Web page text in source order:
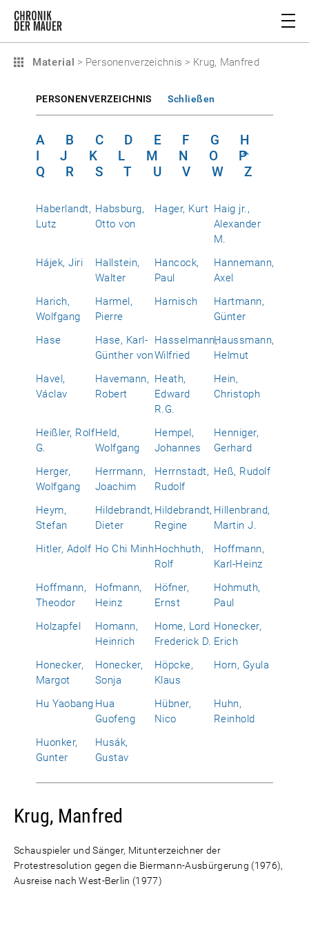
Material > Personenverzeichnis > Krug, Manfred
PERSONENVERZEICHNIS Schließen
A B C D E F G
H
I
J K L M N O
P
Q
R S T U V W Z
Haberlandt,
Lutz
Habsburg,
Otto von
Hager, Kurt Haig jr.,
Alexander
M.
Hájek, Jiri
Hallstein,
Walter
Hancock,
Paul
Hannemann,
Axel
Harich,
Wolfgang
Harmel,
Pierre
Harnisch
Hartmann,
Günter
Hase
Hase, Karl-
Günther von
Hasselmann,
Wilfried
Haussmann,
Helmut
Havel,
Václav
Havemann,
Robert
Heath,
Edward
R.G.
Hein,
Christoph
Heißler, Rolf
G.
Held,
Wolfgang
Hempel,
Johannes
Henniger,
Gerhard
Herger,
Wolfgang
Herrmann,
Joachim
Herrnstadt,
Rudolf
Heß, Rudolf
Heym,
Stefan
Hildebrandt,
Dieter
Hildebrandt,
Regine
Hillenbrand,
Martin J.
Hitler, Adolf Ho Chi MinhHochhuth,
Rolf
Hoffmann,
Karl-Heinz
Hoffmann,
Theodor
Hofmann,
Heinz
Höfner,
Ernst
Hohmuth,
Paul
Holzapfel
Homann,
Heinrich
Home, Lord
Frederick D.
Honecker,
Erich
Honecker,
Margot
Honecker,
Sonja
Höpcke,
Klaus
Horn, Gyula
Hu Yaobang Hua
Guofeng
Hübner,
Nico
Huhn,
Reinhold
Huonker,
Gunter
Husák,
Gustav
Krug, Manfred
Schauspieler und Sänger, Mitunterzeichner der
Protestresolution gegen die Biermann-Ausbürgerung (1976),
Ausreise nach West-Berlin (1977)